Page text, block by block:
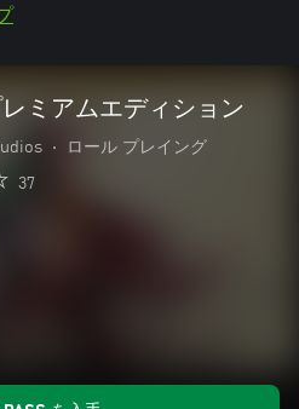
ミアムエディション
• ロール プレイング
37